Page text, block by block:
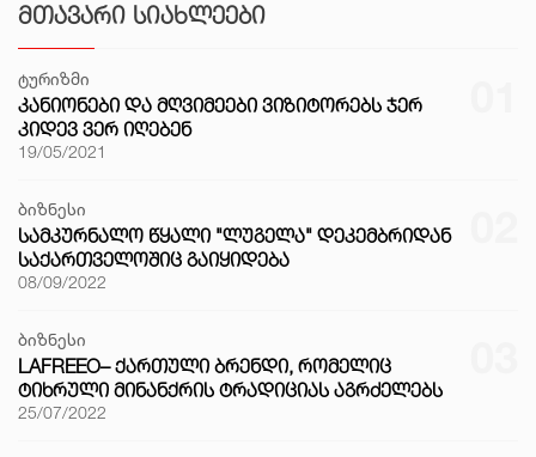
ᲛᲗᲐᲕᲐᲠᲘ ᲡᲘᲐᲮᲚᲔᲔᲑᲘ
ტურიზმი
ᲙᲐᲜᲘᲝᲜᲔᲑᲘ ᲓᲐ ᲛᲦᲕᲘᲛᲔᲔᲑᲘ ᲕᲘᲖᲘᲢᲝᲠᲔᲑᲡ ᲯᲔᲠ
ᲙᲘᲓᲔᲕ ᲕᲔᲠ ᲘᲦᲔᲑᲔᲜ
19/05/2021
ბიზნესი
ᲡᲐᲛᲙᲣᲠᲜᲐᲚᲝ ᲬᲧᲐᲚᲘ "ᲚᲣᲒᲔᲚᲐ" ᲓᲔᲙᲔᲛᲑᲠᲘᲓᲐᲜ
ᲡᲐᲥᲐᲠᲗᲕᲔᲚᲝᲨᲘᲪ ᲒᲐᲘᲧᲘᲓᲔᲑᲐ
08/09/2022
ბიზნესი
LAFREEO– ᲥᲐᲠᲗᲣᲚᲘ ᲑᲠᲔᲜᲓᲘ, ᲠᲝᲛᲔᲚᲘᲪ
ᲢᲘᲮᲠᲣᲚᲘ ᲛᲘᲜᲐᲜᲥᲠᲘᲡ ᲢᲠᲐᲓᲘᲪᲘᲐᲡ ᲐᲒᲠᲫᲔᲚᲔᲑᲡ
25/07/2022